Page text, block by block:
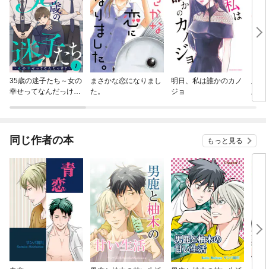
35歳の迷子たち～女の
幸せってなんだっけ？
まさかな恋になりまし
た。
明日、私は誰かのカノ
ジョ
版】
同じ作者の本 もっと見る